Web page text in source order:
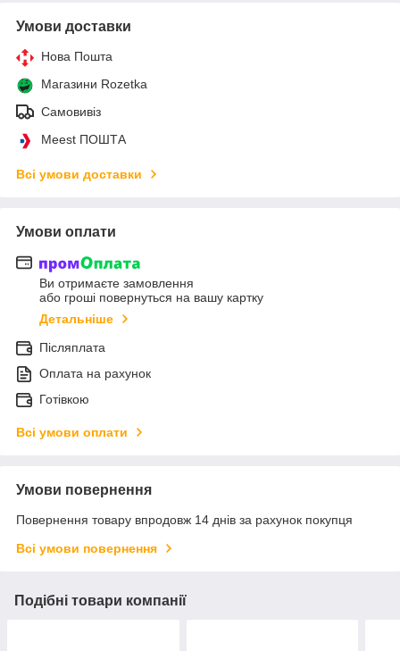
Умови доставки
Нова Пошта
Магазини Rozetka
Самовивіз
Meest ПОШТА
Всі умови доставки
Умови оплати
Ви отримаєте замовлення
або гроші повернуться на вашу картку
Детальніше
Післяплата
Оплата на рахунок
Готівкою
Всі умови оплати
Умови повернення
Повернення товару впродовж 14 днів за рахунок покупця
Всі умови повернення
Подібні товари компанії